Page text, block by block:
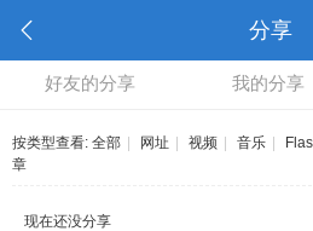
分享
好友的分享 我的分享
按类型查看: 全部 网址 视频 音乐
章
现在还没分享